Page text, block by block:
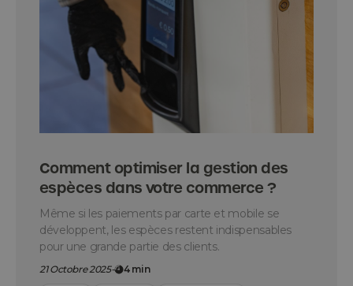
Comment optimiser la gestion des
espèces dans votre commerce ?
Même si les paiements par carte et mobile se
développent, les espèces restent indispensables
pour une grande partie des clients.
21 Octobre 2025-
4 min